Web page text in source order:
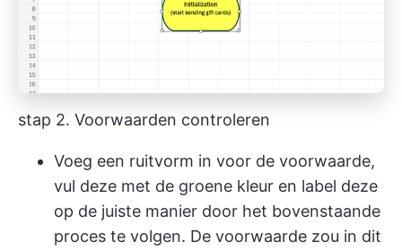
stap 2. Voorwaarden controleren
Voeg een ruitvorm in voor de voorwaarde,
vul deze met de groene kleur en label deze
op de juiste manier door het bovenstaande
proces te volgen. De voorwaarde zou in dit